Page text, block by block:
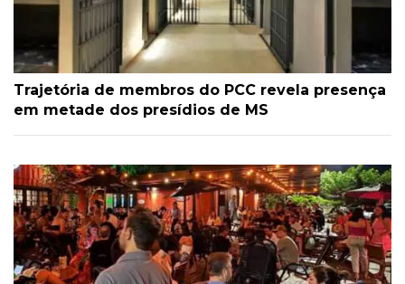
Trajetória de membros do PCC revela presença
em metade dos presídios de MS